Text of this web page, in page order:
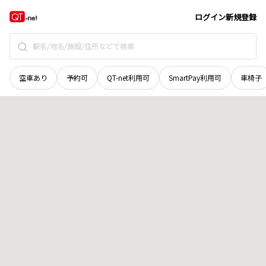
ログイン新規登録
空車あり 予約可 QT-net利用可 SmartPay利用可 車椅子
宮城県